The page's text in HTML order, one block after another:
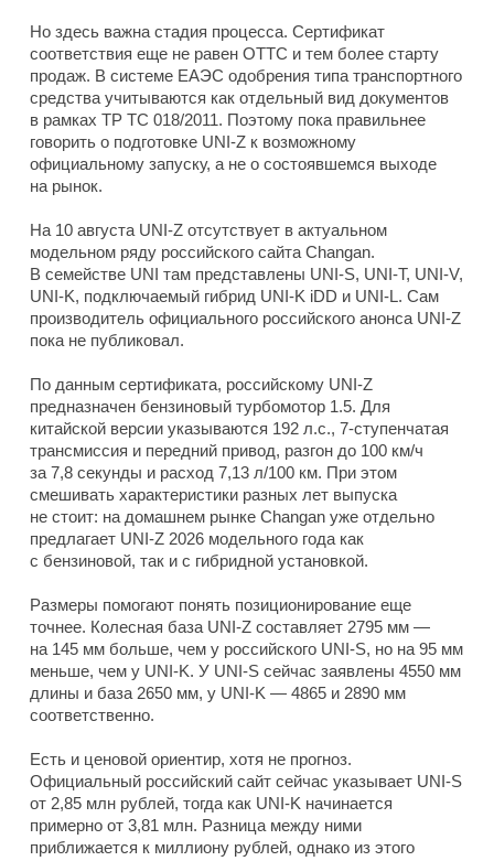
Но здесь важна стадия процесса. Сертификат
соответствия еще не равен ОТТС и тем более старту
продаж. В системе ЕАЭС одобрения типа транспортного
средства учитываются как отдельный вид документов
в рамках ТР ТС 018/2011. Поэтому пока правильнее
говорить о подготовке UNI-Z к возможному
официальному запуску, а не о состоявшемся выходе
на рынок.
На 10 августа UNI-Z отсутствует в актуальном
модельном ряду российского сайта Changan.
В семействе UNI там представлены UNI-S, UNI-T, UNI-V,
UNI-K, подключаемый гибрид UNI-K iDD и UNI-L. Сам
производитель официального российского анонса UNI-Z
пока не публиковал.
По данным сертификата, российскому UNI-Z
предназначен бензиновый турбомотор 1.5. Для
китайской версии указываются 192 л.с., 7-ступенчатая
трансмиссия и передний привод, разгон до 100 км/ч
за 7,8 секунды и расход 7,13 л/100 км. При этом
смешивать характеристики разных лет выпуска
не стоит: на домашнем рынке Changan уже отдельно
предлагает UNI-Z 2026 модельного года как
с бензиновой, так и с гибридной установкой.
Размеры помогают понять позиционирование еще
точнее. Колесная база UNI-Z составляет 2795 мм —
на 145 мм больше, чем у российского UNI-S, но на 95 мм
меньше, чем у UNI-K. У UNI-S сейчас заявлены 4550 мм
длины и база 2650 мм, у UNI-K — 4865 и 2890 мм
соответственно.
Есть и ценовой ориентир, хотя не прогноз.
Официальный российский сайт сейчас указывает UNI-S
от 2,85 млн рублей, тогда как UNI-K начинается
примерно от 3,81 млн. Разница между ними
приближается к миллиону рублей, однако из этого